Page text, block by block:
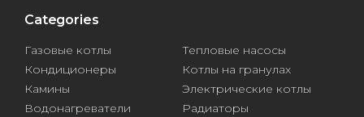
Categories
Газовые котлы
Тепловые насосы
Кондиционеры
Котлы на гранулах
Камины
Электрические котлы
Водонагреватели
Радиаторы